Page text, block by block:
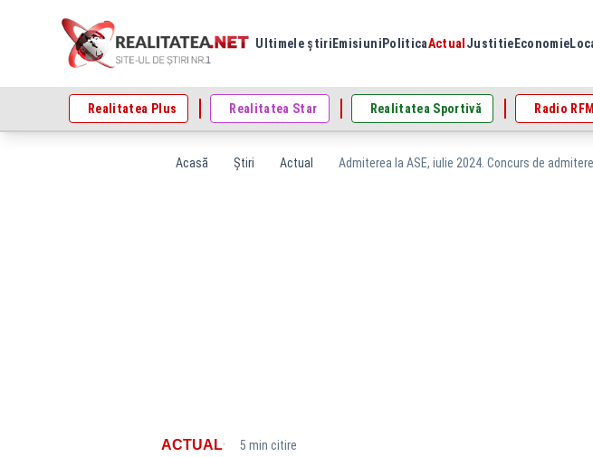
Ultimele știri Emisiuni PoliticaActual Justitie Economie
Realitatea Plus Realitatea Star Realitatea Sportivă Radio RFM
Acasă Știri Actual Admiterea la ASE, iulie 2024. Concurs de
ACTUAL· 5 min citire